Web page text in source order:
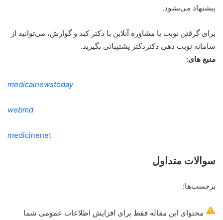
پیشنهاد می‌بشود.
برای گرفتن نوبت یا مشاوره آنلاین با دکتر کبد و گوارش، می‌توانید از
سامانه نوبت دهی دکتردکتر پشتیبانی بگیرید.
منبع های:
medicalnewstoday
webmd
medicinenet
سوالات متداول
برچسب‌ها:
محتوای این مقاله فقط برای افزایش اطلاعات عمومی شما